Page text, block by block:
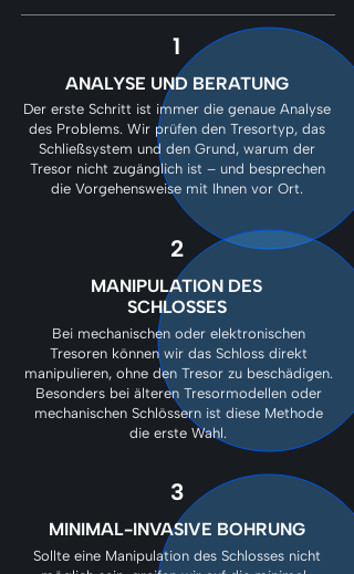
1
ANALYSE UND BERATUNG
Der erste Schritt ist immer die genaue Analyse
des Problems. Wir prüfen den Tresortyp, das
Schließsystem und den Grund, warum der
Tresor nicht zugänglich ist – und besprechen
die Vorgehensweise mit Ihnen vor Ort.
2
MANIPULATION DES
SCHLOSSES
Bei mechanischen oder elektronischen
Tresoren können wir das Schloss direkt
manipulieren, ohne den Tresor zu beschädigen.
Besonders bei älteren Tresormodellen oder
mechanischen Schlössern ist diese Methode
die erste Wahl.
3
MINIMAL-INVASIVE BOHRUNG
Sollte eine Manipulation des Schlosses nicht